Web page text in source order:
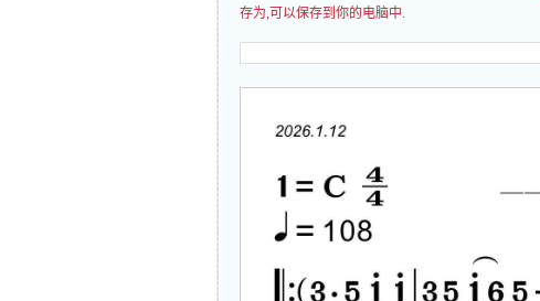
存为,可以保存到你的电脑中.